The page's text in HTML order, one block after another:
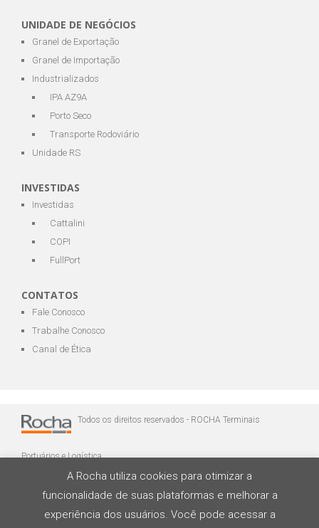
UNIDADE DE NEGÓCIOS
Granel de Exportação
Granel de Importação
Industrializados
IPA AZ9A
Porto Seco
Transporte Rodoviário
Unidade RS
INVESTIDAS
Investidas
Cattalini
COPI
FullPort
CONTATOS
Fale Conosco
Trabalhe Conosco
Canal de Ética
Todos os direitos reservados - ROCHA Terminais
Portuários e Logística
A Rocha utiliza cookies para otimizar a
funcionalidade de suas plataformas e melhorar a
experiência dos usuários. Você pode acessar a